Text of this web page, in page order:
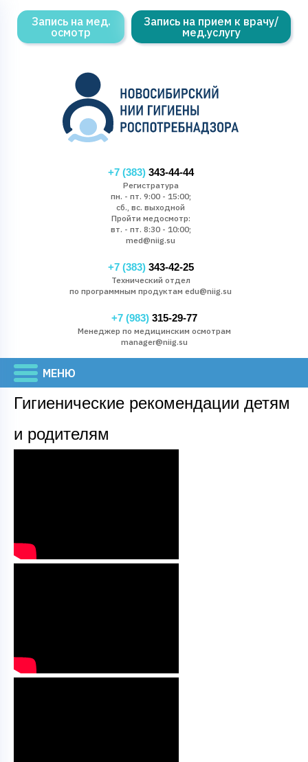
Запись на мед.
осмотр
Запись на прием к врачу/
мед.услугу
+7 (383)343-44-44
Регистратура
пн. - пт. 9:00 - 15:00;
сб., вс. выходной
Пройти медосмотр:
вт. - пт. 8:30 - 10:00;
med@niig.su
+7 (383)343-42-25
Технический отдел
по программным продуктам edu@niig.su
+7 (983)315-29-77
Менеджер по медицинским осмотрам
manager@niig.su
Гигиенические рекомендации детям
и родителям